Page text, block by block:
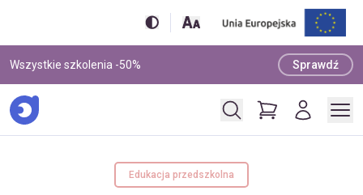
Wszystkie szkolenia -50% Sprawdź
Edukacja przedszkolna